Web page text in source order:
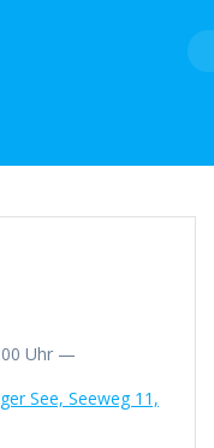
Uhr —
See, Seeweg 11,